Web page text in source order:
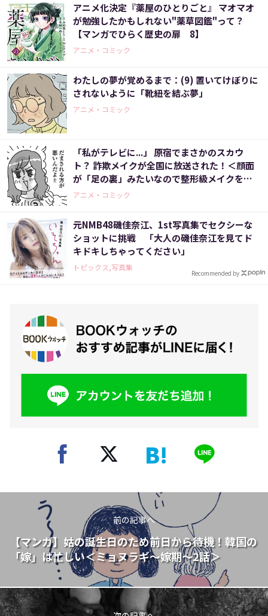
アニメ化決定『薬屋のひとりごと』 マオマオ
が勉強したかもしれない"薬草図鑑"って？
【マンガでひらく歴史の扉 8】
アニメ・コミック
わたしの夢が覚めるまで：(9) 置いてけぼりに
されないように「靴紐を結ぶ夢」
アニメ・コミック
「私がテレビに...」 原宿でまさかのスカウ
ト？ 詐欺メイクが全国に放送された！＜顔面
が「足の裏」みたいなので整形級メイクを仕
事にしました（10）＞
アニメ・コミック
元NMB48磯佳奈江、1st写真集でセクシーな
ショットに挑戦 「大人の磯佳奈江を見てド
キドキしちゃってください」
トピックス,写真集
Recommended by
前の記事へ
【マンガ】姑の誕生日のため前日から待機！韓国の
「嫁」は忙しい＜ミョヌラギ〜嫁期〜2話＞